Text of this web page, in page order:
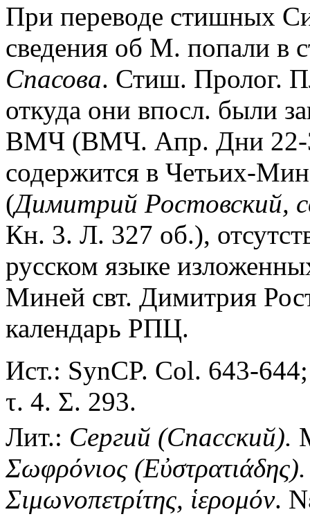
При переводе стишных
сведения об М. попали в
Спасова. Стиш. Пролог.
откуда они впосл. были
ВМЧ (ВМЧ. Апр. Дни 22-
содержится в Четьих-
(Димитрий Ростовский,
Кн. 3. Л. 327 об.),
русском языке
Миней свт. Димитрия
календарь РПЦ.
Ист.: SynCP. Col. 643-
τ. 4. Σ. 293.
Лит.: Сергий (Спасский).
Σωφρόνιος
Σιμωνοπετρίτης, ἱερομόν.